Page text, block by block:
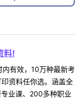
料!
有效，10万种最新考
资料任你选。涵盖全
业课、200多种职业